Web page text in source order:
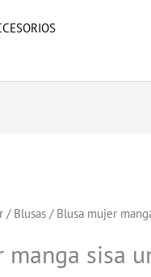
/ Blusas/ Blusa mujer
manga sisa